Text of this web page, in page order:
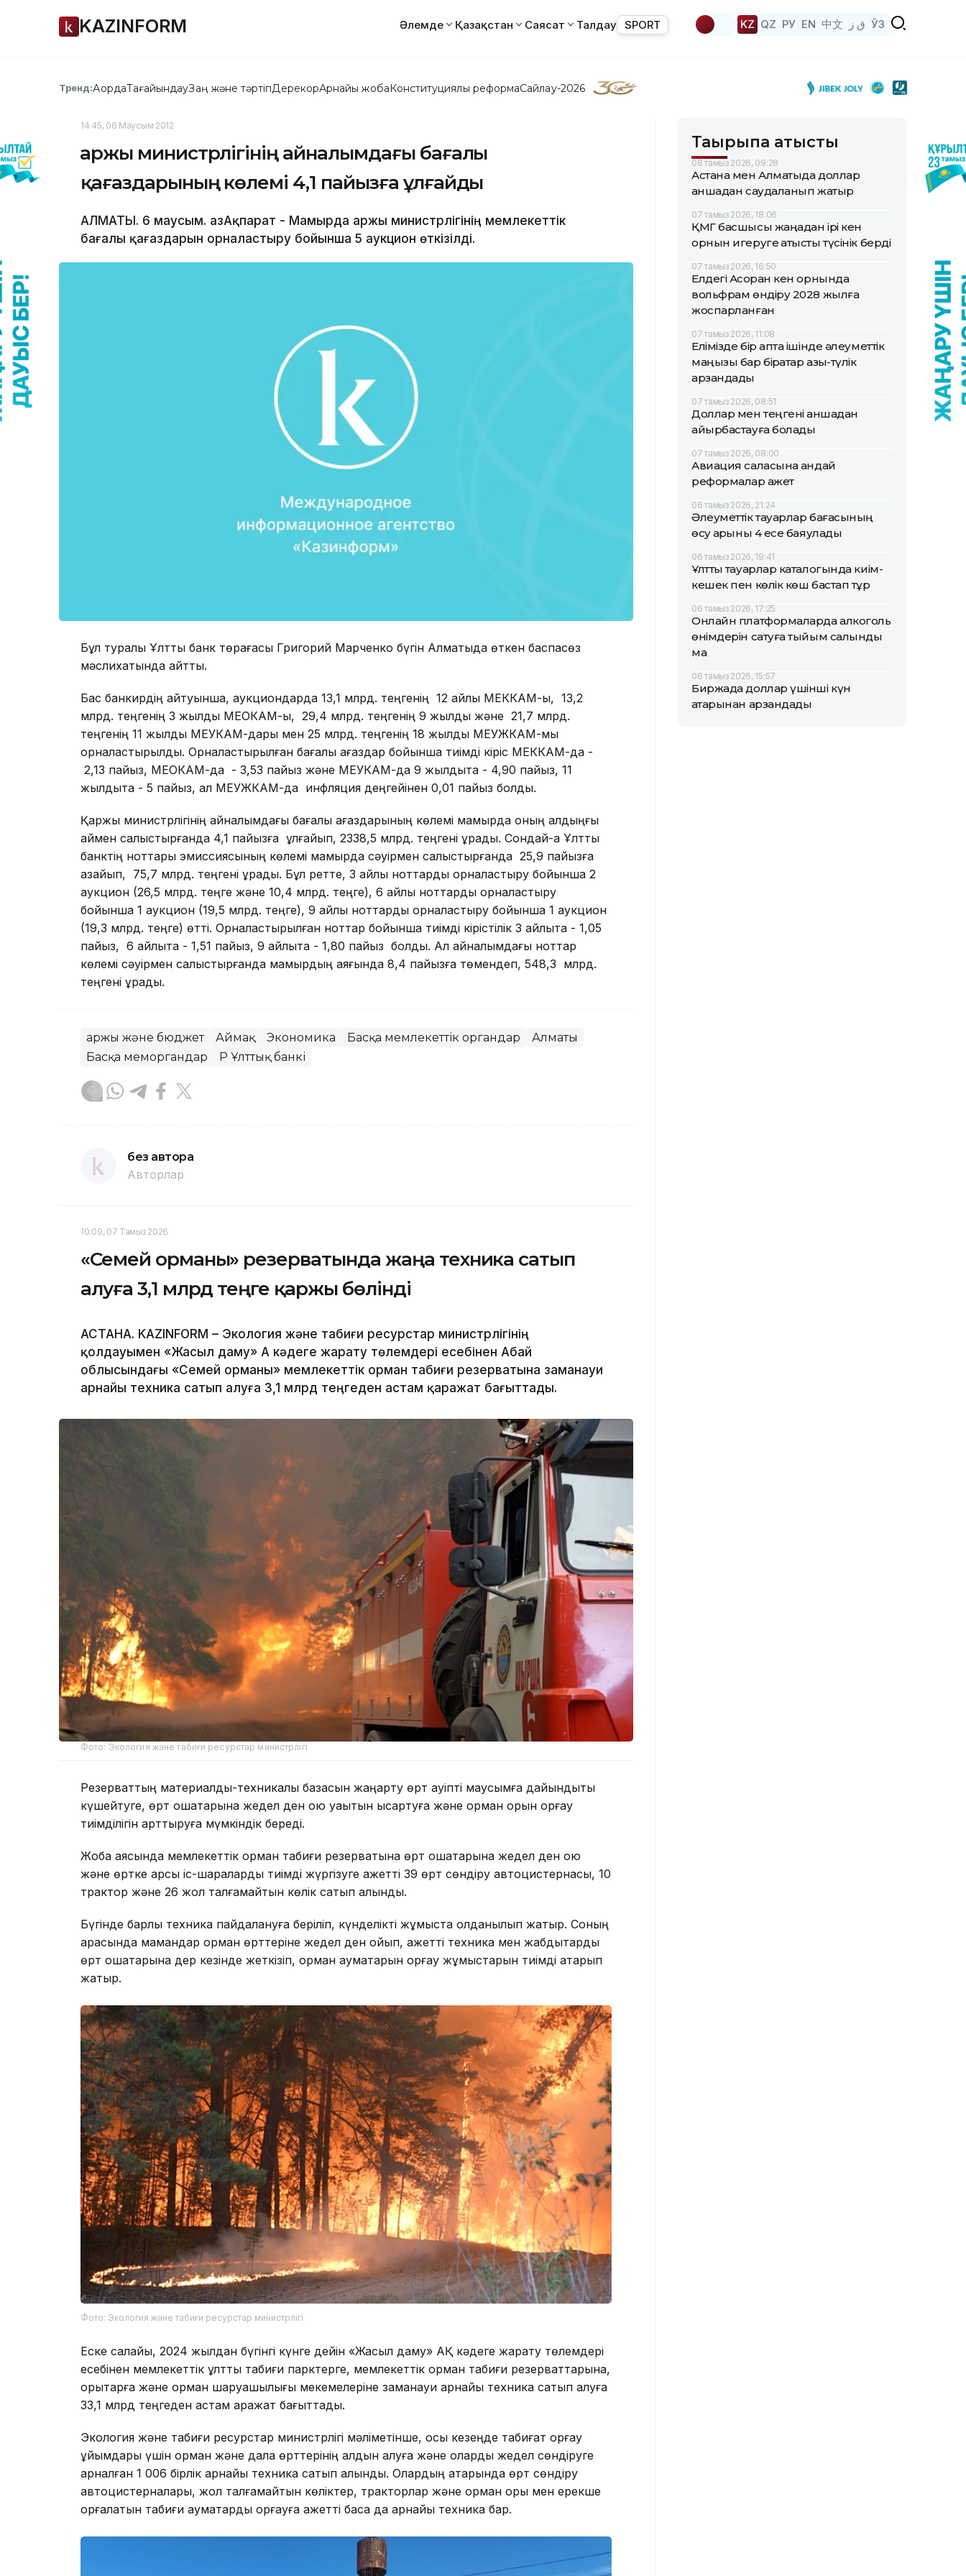
KAZINFORM Әлемде Қазақстан Саясат Талдау SPORT KZ QZ РУ EN 中文 ق ز ЎЗ
Тренд:АқордаТағайындауЗаң және тәртіпДерекқорАрнайы жобаКонституциялық реформаСайлау-2026
14:45, 06 Маусым 2012
Қаржы министрлігінің айналымдағы бағалы
қағаздарының көлемі 4,1 пайызға ұлғайды
АЛМАТЫ. 6 маусым. ҚазАқпарат - Мамырда Қаржы министрлігінің мемлекеттік
бағалы қағаздарын орналастыру бойынша 5 аукцион өткізілді.
Бұл туралы Ұлттық банк төрағасы Григорий Марченко бүгін Алматыда өткен баспасөз
мәслихатында айтты.
Бас банкирдің айтуынша, аукциондарда 13,1 млрд. теңгенің 12 айлық МЕККАМ-ы, 13,2
млрд. теңгенің 3 жылдық МЕОКАМ-ы, 29,4 млрд. теңгенің 9 жылдық және 21,7 млрд.
теңгенің 11 жылдық МЕУКАМ-дары мен 25 млрд. теңгенің 18 жылдық МЕУЖКАМ-мы
орналастырылды. Орналастырылған бағалы қағаздар бойынша тиімді кіріс МЕККАМ-да -
2,13 пайыз, МЕОКАМ-да - 3,53 пайыз және МЕУКАМ-да 9 жылдықта - 4,90 пайыз, 11
жылдықта - 5 пайыз, ал МЕУЖКАМ-да инфляция деңгейінен 0,01 пайыз болды.
Қаржы министрлігінің айналымдағы бағалы қағаздарының көлемі мамырда оның алдыңғы
аймен салыстырғанда 4,1 пайызға ұлғайып, 2338,5 млрд. теңгені құрады. Сондай-ақ Ұлттық
банктің ноттары эмиссиясының көлемі мамырда сәуірмен салыстырғанда 25,9 пайызға
азайып, 75,7 млрд. теңгені құрады. Бұл ретте, 3 айлық ноттарды орналастыру бойынша 2
аукцион (26,5 млрд. теңге және 10,4 млрд. теңге), 6 айлық ноттарды орналастыру
бойынша 1 аукцион (19,5 млрд. теңге), 9 айлық ноттарды орналастыру бойынша 1 аукцион
(19,3 млрд. теңге) өтті. Орналастырылған ноттар бойынша тиімді кірістілік 3 айлықта - 1,05
пайыз, 6 айлықта - 1,51 пайыз, 9 айлықта - 1,80 пайыз болды. Ал айналымдағы ноттар
көлемі сәуірмен салыстырғанда мамырдың аяғында 8,4 пайызға төмендеп, 548,3 млрд.
теңгені құрады.
Қаржы және бюджет Аймақ Экономика Басқа мемлекеттік органдар
Алматы
Басқа меморгандар
ҚР Ұлттық банкі
без автора
Авторлар
10:09, 07 Тамыз 2026
«Семей орманы» резерватында жаңа техника сатып
алуға 3,1 млрд теңге қаржы бөлінді
АСТАНА. KAZINFORM – Экология және табиғи ресурстар министрлігінің
қолдауымен «Жасыл даму» АҚ кәдеге жарату төлемдері есебінен Абай
облысындағы «Семей орманы» мемлекеттік орман табиғи резерватына заманауи
арнайы техника сатып алуға 3,1 млрд теңгеден астам қаражат бағыттады.
Фото: Экология және табиғи ресурстар министрлігі
Резерваттың материалдық-техникалық базасын жаңарту өрт қауіпті маусымға дайындықты
күшейтуге, өрт ошақтарына жедел ден қою уақытын қысқартуға және орман қорын қорғау
тиімділігін арттыруға мүмкіндік береді.
Жоба аясында мемлекеттік орман табиғи резерватына өрт ошақтарына жедел ден қою
және өртке қарсы іс-шараларды тиімді жүргізуге қажетті 39 өрт сөндіру автоцистернасы, 10
трактор және 26 жол талғамайтын көлік сатып алынды.
Бүгінде барлық техника пайдалануға беріліп, күнделікті жұмыста қолданылып жатыр. Соның
арқасында мамандар орман өрттеріне жедел ден қойып, қажетті техника мен жабдықтарды
өрт ошақтарына дер кезінде жеткізіп, орман аумақтарын қорғау жұмыстарын тиімді атқарып
жатыр.
Фото: Экология және табиғи ресурстар министрлігі
Еске салайық, 2024 жылдан бүгінгі күнге дейін «Жасыл даму» АҚ кәдеге жарату төлемдері
есебінен мемлекеттік ұлттық табиғи парктерге, мемлекеттік орман табиғи резерваттарына,
қорықтарға және орман шаруашылығы мекемелеріне заманауи арнайы техника сатып алуға
33,1 млрд теңгеден астам қаражат бағыттады.
Экология және табиғи ресурстар министрлігі мәліметінше, осы кезеңде табиғат қорғау
ұйымдары үшін орман және дала өрттерінің алдын алуға және оларды жедел сөндіруге
арналған 1 006 бірлік арнайы техника сатып алынды. Олардың қатарында өрт сөндіру
автоцистерналары, жол талғамайтын көліктер, тракторлар және орман қоры мен ерекше
қорғалатын табиғи аумақтарды қорғауға қажетті басқа да арнайы техника бар.
Тақырыпқа қатысты
08 тамыз 2026, 09:28
Астана мен Алматыда доллар
қаншадан саудаланып жатыр
07 тамыз 2026, 18:06
ҚМГ басшысы жаңадан ірі кен
орнын игеруге қатысты түсінік берді
07 тамыз 2026, 16:50
Елдегі Ақсоран кен орнында
вольфрам өндіру 2028 жылға
жоспарланған
07 тамыз 2026, 11:08
Елімізде бір апта ішінде әлеуметтік
маңызы бар бірқатар азық-түлік
арзандады
07 тамыз 2026, 08:51
Доллар мен теңгені қаншадан
айырбастауға болады
07 тамыз 2026, 08:00
Авиация саласына қандай
реформалар қажет
06 тамыз 2026, 21:24
Әлеуметтік тауарлар бағасының
өсу қарқыны 4 есе баяулады
06 тамыз 2026, 19:41
Ұлттық тауарлар каталогында киім-
кешек пен көлік көш бастап тұр
06 тамыз 2026, 17:25
Онлайн платформаларда алкоголь
өнімдерін сатуға тыйым салынды
ма
06 тамыз 2026, 15:57
Биржада доллар үшінші күн
қатарынан арзандады